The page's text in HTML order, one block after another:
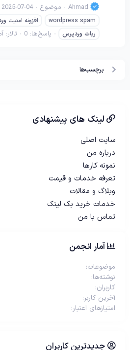
Ahmad
موضوع 2025-07-04
wordpress spam
افزونه امنیت
ربات وردپرس پاسخ‌ها: 0 تالار:
برچسب‌ها
لینک های پیشنهادی
سایت اصلی
درباره من
نمونه کارها
تعرفه خدمات و قیمت
وبلاگ و مقالات
خدمات خرید بک لینک
تماس با من
آمار انجمن
موضوعات
نوشته‌ها
کاربران
آخرین کاربر
امتیازهای اعتبار
جدیدترین کاربران